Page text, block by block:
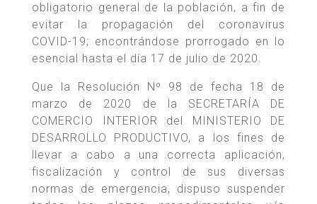
obligatorio general de la población, a fin de
evitar la propagación del coronavirus
COVID-19; encontrándose prorrogado en lo
esencial hasta el día 17 de julio de 2020.
Que la Resolución Nº 98 de fecha 18 de
marzo de 2020 de la SECRETARÍA DE
COMERCIO INTERIOR del MINISTERIO DE
DESARROLLO PRODUCTIVO, a los fines de
llevar a cabo a una correcta aplicación,
fiscalización y control de sus diversas
normas de emergencia, dispuso suspender